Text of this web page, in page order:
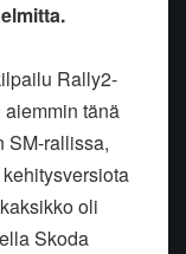
Rally2-
tänä
SM-rallissa,
oli
Skoda